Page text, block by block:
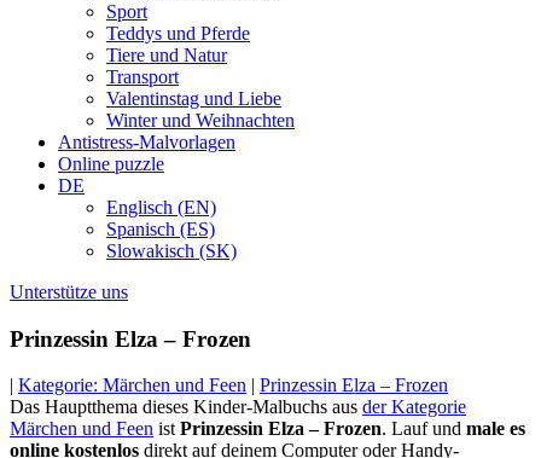
Sport
Teddys und Pferde
Tiere und Natur
Transport
Valentinstag und Liebe
Winter und Weihnachten
Antistress-Malvorlagen
Online puzzle
DE
Englisch (EN)
Spanisch (ES)
Slowakisch (SK)
Unterstütze uns
Prinzessin Elza – Frozen
| Kategorie: Märchen und Feen | Prinzessin Elza – Frozen
Das Hauptthema dieses Kinder-Malbuchs aus der Kategorie
Märchen und Feen istPrinzessin Elza – Frozen. Lauf und male es
online kostenlos direkt auf deinem Computer oder Handy-